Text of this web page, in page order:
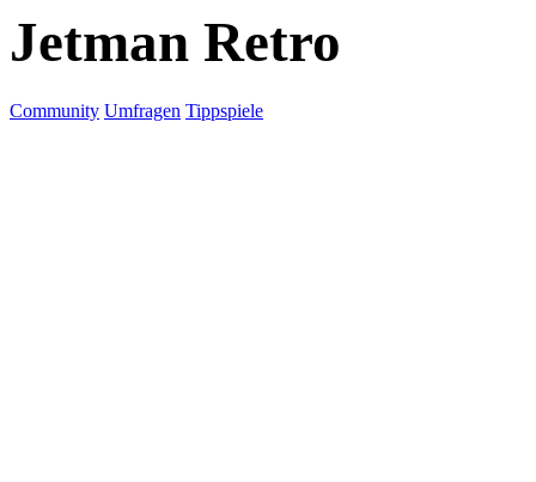
Jetman Retro
Community Umfragen Tippspiele